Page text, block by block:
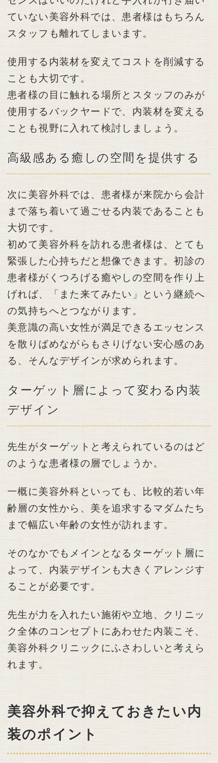
ていない美容外科では、患者様はもちろん
スタッフも離れてしまいます。
使用する内装材を変えてコストを削減する
ことも大切です。
患者様の目に触れる場所とスタッフのみが
使用するバックヤードで、内装材を変える
ことも視野に入れて検討しましょう。
高級感ある癒しの空間を提供する
次に美容外科では、患者様が来院から会計
まで落ち着いて過ごせる内装であることも
大切です。
初めて美容外科を訪れる患者様は、とても
緊張した心持ちだと想像できます。初診の
患者様がくつろげる癒やしの空間を作り上
げれば、「また来てみたい」という継続へ
の気持ちへとつながります。
美意識の高い女性が満足できるエッセンス
を散りばめながらもさりげない安心感のあ
る、そんなデザインが求められます。
ターゲット層によって変わる内装
デザイン
先生がターゲットと考えられているのはど
のような患者様の層でしょうか。
一概に美容外科といっても、比較的若い年
齢層の女性から、美を追求するマダムたち
まで幅広い年齢の女性が訪れます。
そのなかでもメインとなるターゲット層に
よって、内装デザインも大きくアレンジす
ることが必要です。
先生が力を入れたい施術や立地、クリニッ
ク全体のコンセプトにあわせた内装こそ、
美容外科クリニックにふさわしいと考えら
れます。
美容外科で抑えておきたい内
装のポイント